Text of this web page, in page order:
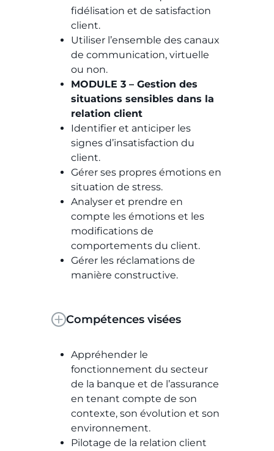
fidélisation et de satisfaction
client.
Utiliser l’ensemble des canaux
de communication, virtuelle
ou non.
MODULE 3 – Gestion des
situations sensibles dans la
relation client
Identifier et anticiper les
signes d’insatisfaction du
client.
Gérer ses propres émotions en
situation de stress.
Analyser et prendre en
compte les émotions et les
modifications de
comportements du client.
Gérer les réclamations de
manière constructive.
Compétences visées
Appréhender le
fonctionnement du secteur
de la banque et de l’assurance
en tenant compte de son
contexte, son évolution et son
environnement.
Pilotage de la relation client